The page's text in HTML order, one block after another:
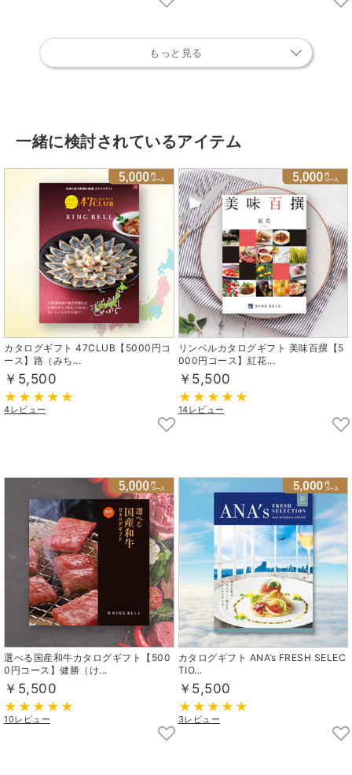
もっと見る
一緒に検討されているアイテム
カタログギフト 47CLUB【5000円コ
ース】路（みち...
￥5,500
4レビュー
リンベルカタログギフト 美味百撰【5
000円コース】紅花...
￥5,500
14レビュー
選べる国産和牛カタログギフト【500
0円コース】健勝（け...
￥5,500
10レビュー
カタログギフト ANA’s FRESH SELEC
TIO...
￥5,500
3レビュー